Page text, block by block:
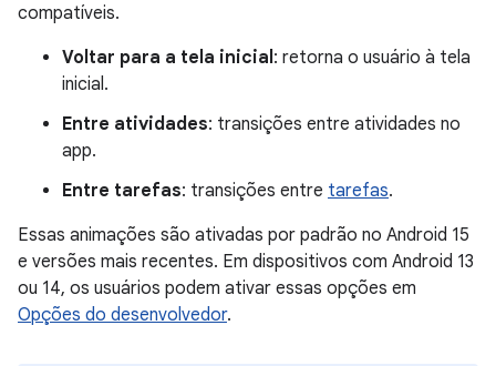
compatíveis.
Voltar para a tela inicial : retorna o usuário à tela
inicial.
Entre atividades: transições entre atividades no
app.
Entre tarefas: transições entre tarefas.
Essas animações são ativadas por padrão no Android 15
e versões mais recentes. Em dispositivos com Android 13
ou 14, os usuários podem ativar essas opções em
Opções do desenvolvedor.